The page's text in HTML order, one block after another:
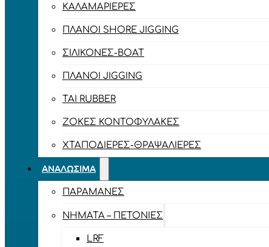
ΚΑΛΑΜΑΡΙΈΡΕΣ
ΠΛΆΝΟΙ SHORE JIGGING
ΣΙΛΙΚΌΝΕΣ-BOAT
ΠΛΆΝΟΙ JIGGING
TAI RUBBER
ΖΌΚΕΣ ΚΟΝΤΟΦΎΛΑΚΕΣ
ΧΤΑΠΟΔΙΈΡΕΣ-ΘΡΑΨΑΛΙΈΡΕΣ
ΑΝΑΛΏΣΙΜΑ
ΠΑΡΑΜΆΝΕΣ
ΝΉΜΑΤΑ – ΠΕΤΟΝΙΈΣ
LRF